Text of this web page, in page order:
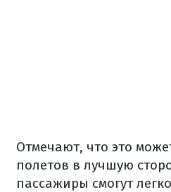
Отмечают, что это
полетов в лучшую
пассажиры смогут